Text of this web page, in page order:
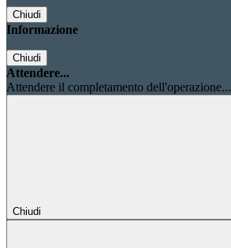
Chiudi
Informazione
Chiudi
Attendere...
Attendere il completamento dell'operazione...
Chiudi